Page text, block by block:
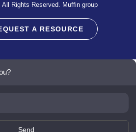
Rights Reserved. Muffin group
A RESOURCE
Send